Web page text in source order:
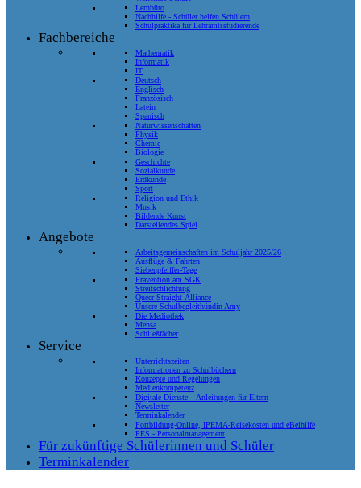
Lernbüro
Nachhilfe - Schüler helfen Schülern
Schulpraktika für Lehramtsstudierende
Fachbereiche
Mathematik
Informatik
IT
Deutsch
Englisch
Französisch
Latein
Spanisch
Naturwissenschaften
Physik
Chemie
Biologie
Geschichte
Sozialkunde
Erdkunde
Sport
Religion und Ethik
Musik
Bildende Kunst
Darstellendes Spiel
Angebote
Arbeitsgemeinschaften im Schuljahr 2025/26
Ausflüge & Fahrten
Siebenpfeiffer-Tage
Prävention am SGK
Streitschlichtung
Queer-Straight-Alliance
Unsere Schulbegleithündin Amy
Die Mediothek
Mensa
Schließfächer
Service
Unterrichtszeiten
Informationen zu Schulbüchern
Konzepte und Regelungen
Medienkompetenz
Digitale Dienste – Anleitungen für Eltern
Newsletter
Terminkalender
Fortbildung-Online, IPEMA-Reisekosten und eBeihilfe
PES - Personalmanagement
Für zukünftige Schülerinnen und Schüler
Terminkalender